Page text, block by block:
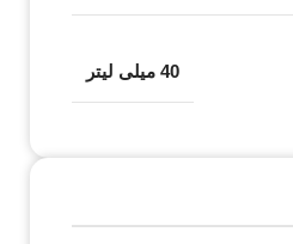
40 میلی لیتر